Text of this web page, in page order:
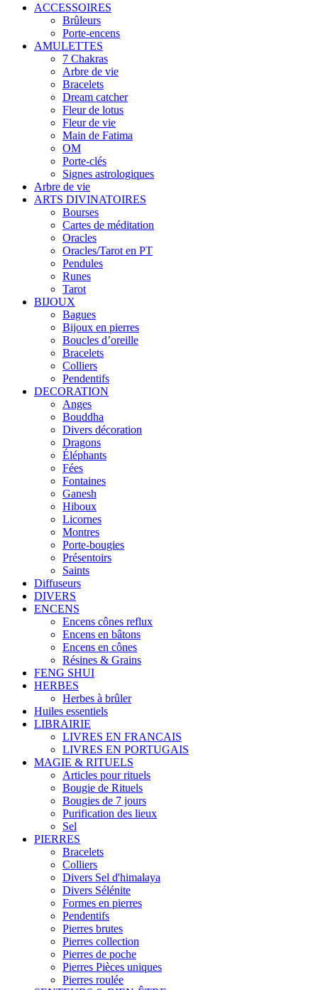
ACCESSOIRES
Brûleurs
Porte-encens
AMULETTES
7 Chakras
Arbre de vie
Bracelets
Dream catcher
Fleur de lotus
Fleur de vie
Main de Fatima
OM
Porte-clés
Signes astrologiques
Arbre de vie
ARTS DIVINATOIRES
Bourses
Cartes de méditation
Oracles
Oracles/Tarot en PT
Pendules
Runes
Tarot
BIJOUX
Bagues
Bijoux en pierres
Boucles d’oreille
Bracelets
Colliers
Pendentifs
DECORATION
Anges
Bouddha
Divers décoration
Dragons
Éléphants
Fées
Fontaines
Ganesh
Hiboux
Licornes
Montres
Porte-bougies
Présentoirs
Saints
Diffuseurs
DIVERS
ENCENS
Encens cônes reflux
Encens en bâtons
Encens en cônes
Résines & Grains
FENG SHUI
HERBES
Herbes à brûler
Huiles essentiels
LIBRAIRIE
LIVRES EN FRANCAIS
LIVRES EN PORTUGAIS
MAGIE & RITUELS
Articles pour rituels
Bougie de Rituels
Bougies de 7 jours
Purification des lieux
Sel
PIERRES
Bracelets
Colliers
Divers Sel d'himalaya
Divers Sélénite
Formes en pierres
Pendentifs
Pierres brutes
Pierres collection
Pierres de poche
Pierres Pièces uniques
Pierres roulée